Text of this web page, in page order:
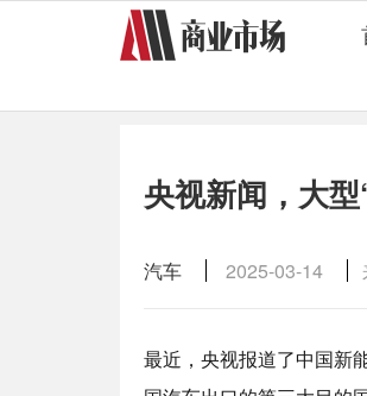
央视新闻，大
汽车 2025-03-14
最近，央视报道了中国新